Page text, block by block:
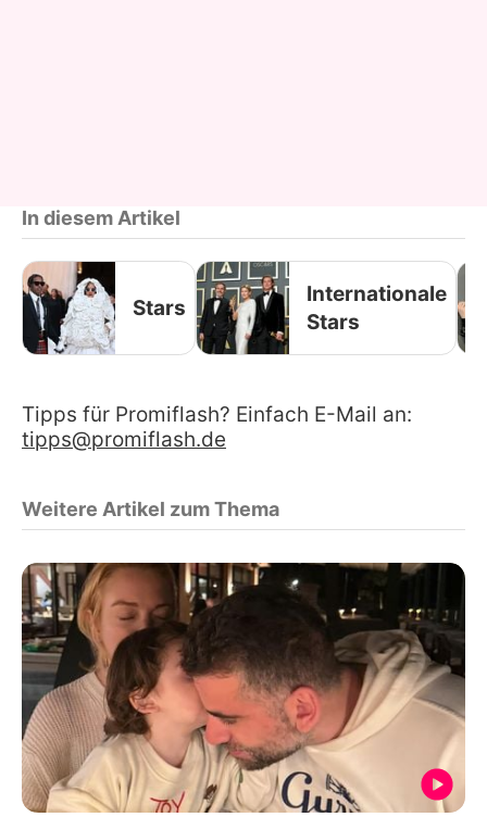
In diesem Artikel
Stars
Internationale
Stars
Tipps für Promiflash? Einfach E-Mail an:
tipps@promiflash.de
Weitere Artikel zum Thema